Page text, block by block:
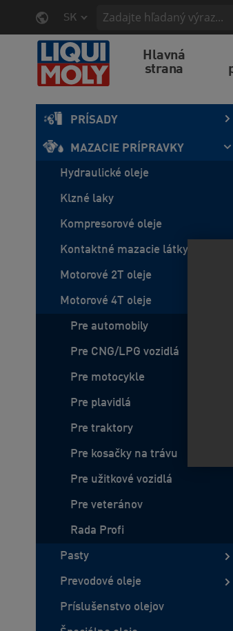
SK
Hlavná
strana
PRÍSADY
MAZACIE PRÍPRAVKY
Hydraulické oleje
Klzné laky
Kompresorové oleje
Kontaktné mazacie látky
Motorové 2T oleje
Motorové 4T oleje
Pre automobily
Pre CNG/LPG vozidlá
Pre motocykle
Pre plavidlá
Pre traktory
Pre kosačky na trávu
Pre užitkové vozidlá
Pre veteránov
Rada Profi
Pasty
Prevodové oleje
Príslušenstvo olejov